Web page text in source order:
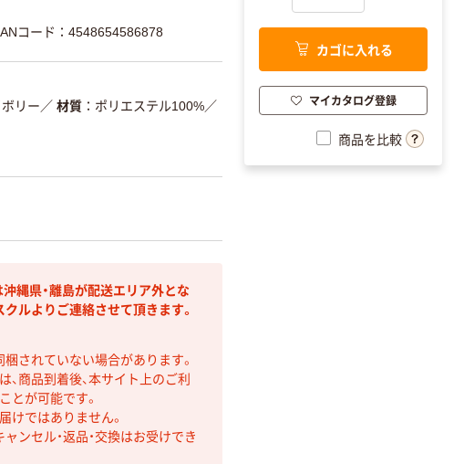
コード：4548654586878
リー ／ 材質 ポリエステル100%／
縄県・離島が配送エリア外とな
クルよりご連絡させて頂きます。
されていない場合があります。
商品到着後、本サイト上のご利
とが可能です。
けではありません。
ンセル・返品・交換はお受けでき
カゴに入れる
マイカタログ登録
商品を比較